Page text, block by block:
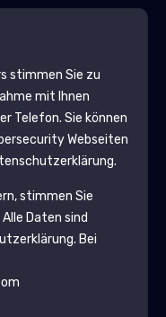
stimmen Sie zu
mit Ihnen
Telefon. Sie können
Webseiten
stimmen Sie
Daten sind
. Bei